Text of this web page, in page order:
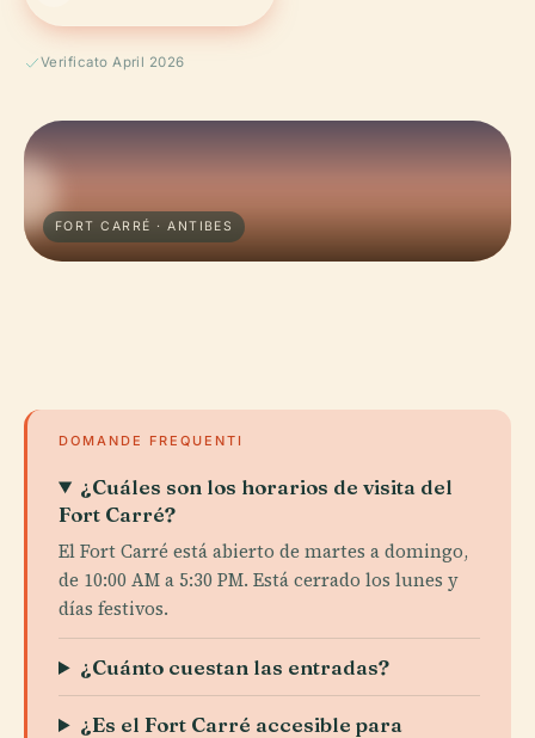
Verificato April 2026
FORT CARRÉ · ANTIBES
DOMANDE FREQUENTI
¿Cuáles son los horarios de visita del
Fort Carré?
El Fort Carré está abierto de martes a domingo,
de 10:00 AM a 5:30 PM. Está cerrado los lunes y
días festivos.
¿Cuánto cuestan las entradas?
¿Es el Fort Carré accesible para